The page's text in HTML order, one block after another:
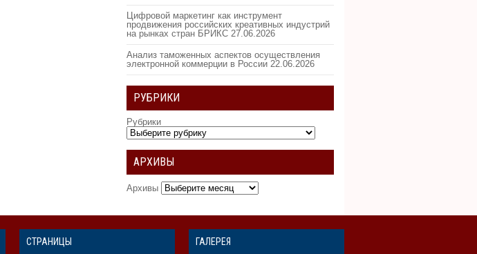
Цифровой маркетинг как инструмент
продвижения российских креативных индустрий
на рынках стран БРИКС 27.06.2026
Анализ таможенных аспектов осуществления
электронной коммерции в России 22.06.2026
РУБРИКИ
Рубрики
АРХИВЫ
Архивы
СТРАНИЦЫ ГАЛЕРЕЯ